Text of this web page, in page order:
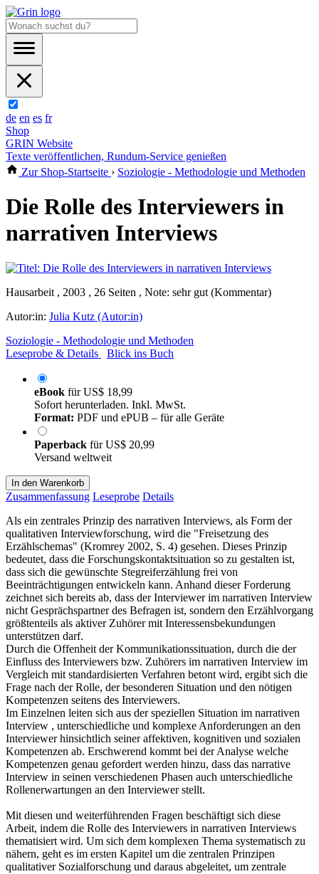
de en es fr
Shop
GRIN Website
Texte veröffentlichen, Rundum-Service genießen
Zur Shop-Startseite › Soziologie - Methodologie und Methoden
Die Rolle des Interviewers in
narrativen Interviews
Hausarbeit , 2003 , 26 Seiten , Note: sehr gut (Kommentar)
Autor:in: Julia Kutz (Autor:in)
Soziologie - Methodologie und Methoden
Leseprobe & Details
Blick ins Buch
eBook fürUS$ 18,99
Sofort herunterladen. Inkl. MwSt.
Format: PDF und ePUB – für alle Geräte
Paperback fürUS$ 20,99
Versand weltweit
In den Warenkorb
Zusammenfassung Leseprobe Details
Als ein zentrales Prinzip des narrativen Interviews, als Form der
qualitativen Interviewforschung, wird die "Freisetzung des
Erzählschemas" (Kromrey 2002, S. 4) gesehen. Dieses Prinzip
bedeutet, dass die Forschungskontaktsituation so zu gestalten ist,
dass sich die gewünschte Stegreiferzählung frei von
Beeinträchtigungen entwickeln kann. Anhand dieser Forderung
zeichnet sich bereits ab, dass der Interviewer im narrativen Interview
nicht Gesprächspartner des Befragen ist, sondern den Erzählvorgang
größtenteils als aktiver Zuhörer mit Interessensbekundungen
unterstützen darf.
Durch die Offenheit der Kommunikationssituation, durch die der
Einfluss des Interviewers bzw. Zuhörers im narrativen Interview im
Vergleich mit standardisierten Verfahren betont wird, ergibt sich die
Frage nach der Rolle, der besonderen Situation und den nötigen
Kompetenzen seitens des Interviewers.
Im Einzelnen leiten sich aus der speziellen Situation im narrativen
Interview , unterschiedliche und komplexe Anforderungen an den
Interviewer hinsichtlich seiner affektiven, kognitiven und sozialen
Kompetenzen ab. Erschwerend kommt bei der Analyse welche
Kompetenzen genau gefordert werden hinzu, dass das narrative
Interview in seinen verschiedenen Phasen auch unterschiedliche
Rollenerwartungen an den Interviewer stellt.
Mit diesen und weiterführenden Fragen beschäftigt sich diese
Arbeit, indem die Rolle des Interviewers in narrativen Interviews
thematisiert wird. Um sich dem komplexen Thema systematisch zu
nähern, geht es im ersten Kapitel um die zentralen Prinzipen
qualitativer Sozialforschung und daraus abgeleitet, um zentrale